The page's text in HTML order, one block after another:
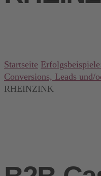
Startseite
Conversions, Leads und/
RHEINZINK